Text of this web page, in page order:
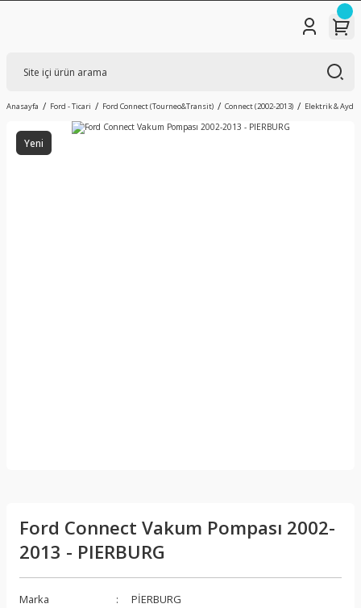
Anasayfa Ford - Ticari Ford Connect (Tourneo&Transit) Connect (2002-2013) Elektrik &
Yeni
Ford Connect Vakum Pompası 2002-
2013 - PIERBURG
Marka
PİERBURG